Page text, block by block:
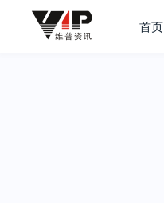
首页